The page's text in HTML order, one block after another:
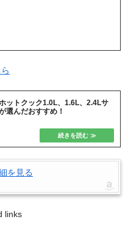
ットクック1.0L、1.6L、2.4Lサ
選んだおすすめ！
を見る
links